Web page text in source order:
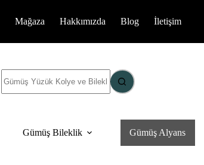
Mağaza Hakkımızda Blog İletişim
yok
Gümüş Bileklik Gümüş Alyans